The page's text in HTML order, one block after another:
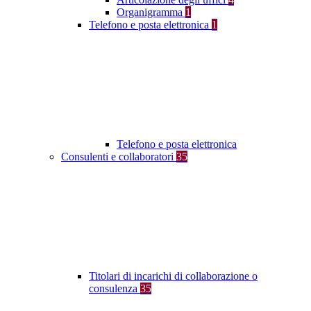
Organigramma 1
Telefono e posta elettronica 1
Telefono e posta elettronica
Consulenti e collaboratori 35
Titolari di incarichi di collaborazione o
consulenza 35